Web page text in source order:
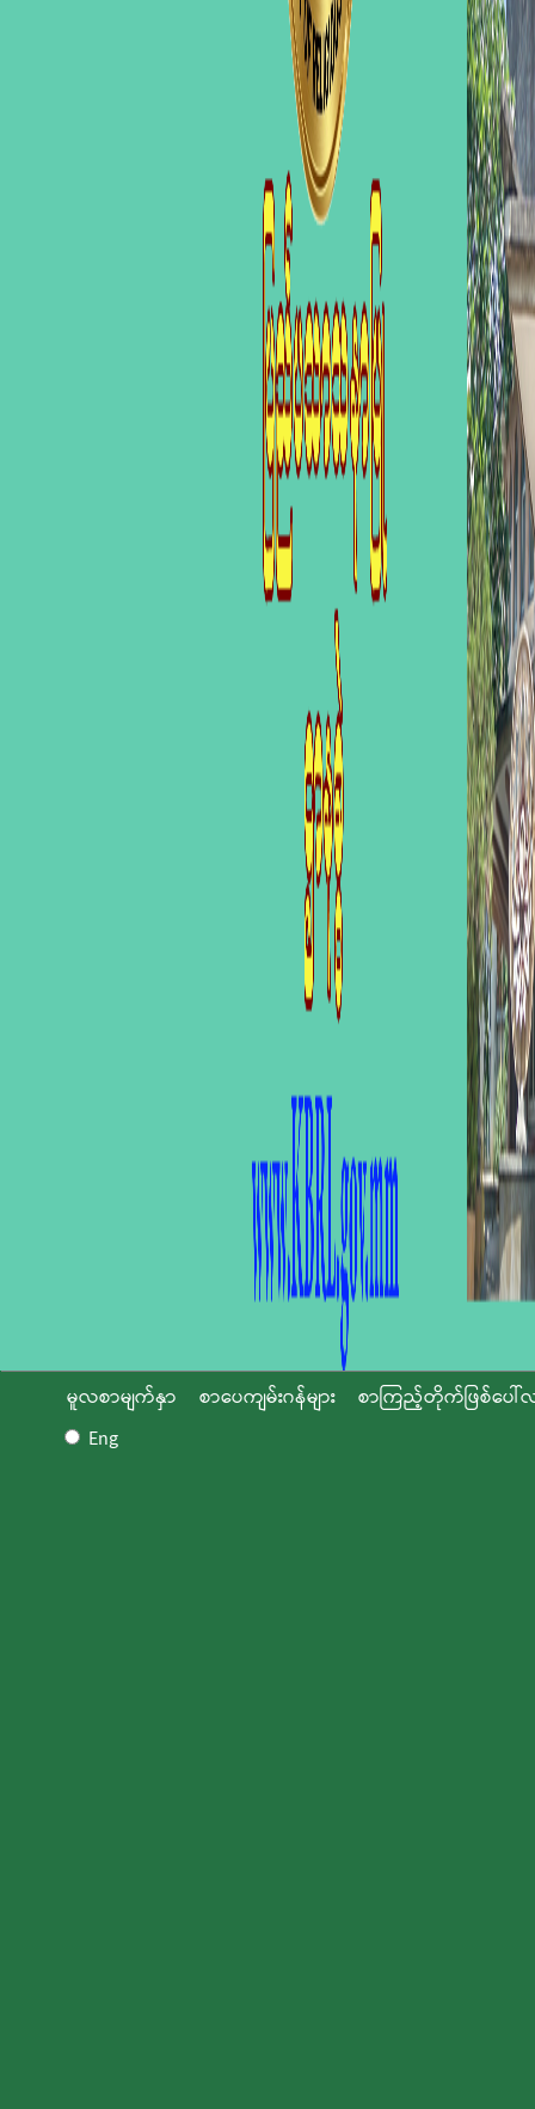
မူလစာမျက်နှာ စာပေကျမ်းဂန်များ
စာကြည့်တိုက်ဖြစ်ပေါ်
Eng